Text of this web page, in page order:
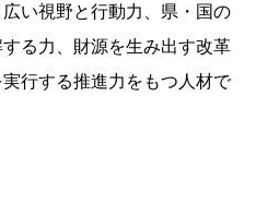
い視野と行動力、県・国の
る力、財源を生み出す改革
行する推進力をもつ人材で